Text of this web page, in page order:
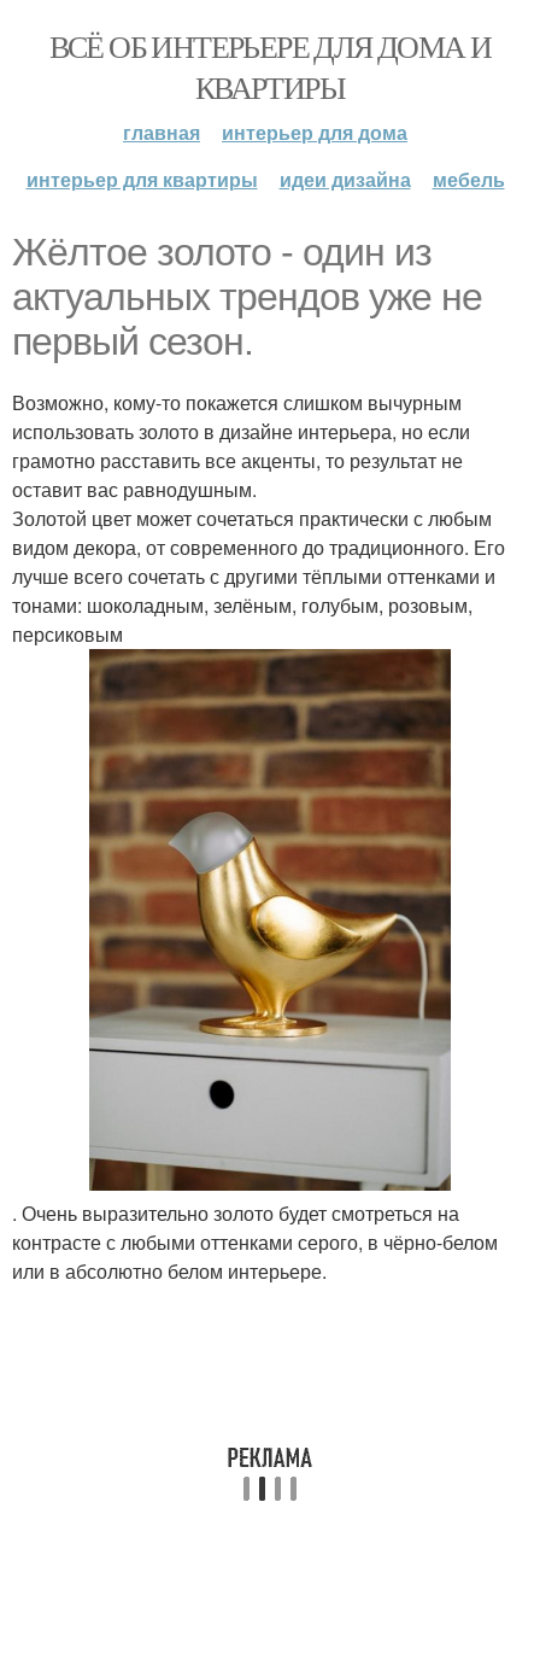
ВСЁ ОБ ИНТЕРЬЕРЕ ДЛЯ ДОМА И
КВАРТИРЫ
главная
интерьер для дома
интерьер для квартиры
идеи дизайна мебель
Жёлтое золото - один из
актуальных трендов уже не
первый сезон.
Возможно, кому-то покажется слишком вычурным
использовать золото в дизайне интерьера, но если
грамотно расставить все акценты, то результат не
оставит вас равнодушным.
Золотой цвет может сочетаться практически с любым
видом декора, от современного до традиционного. Его
лучше всего сочетать с другими тёплыми оттенками и
тонами: шоколадным, зелёным, голубым, розовым,
персиковым
. Очень выразительно золото будет смотреться на
контрасте с любыми оттенками серого, в чёрно-белом
или в абсолютно белом интерьере.